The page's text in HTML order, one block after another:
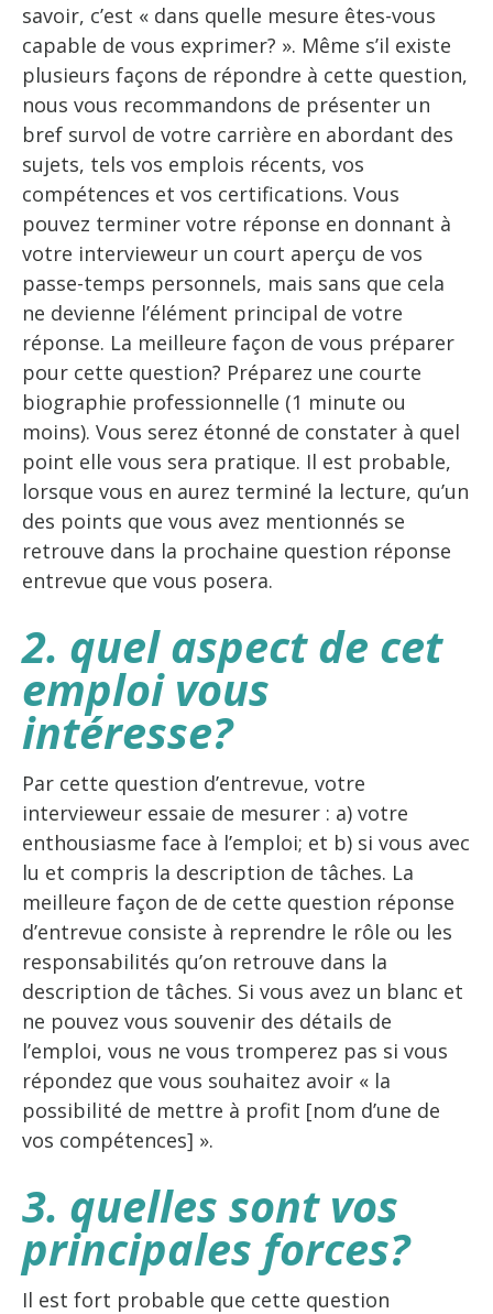
savoir, c’est « dans quelle mesure êtes-vous
capable de vous exprimer? ». Même s’il existe
plusieurs façons de répondre à cette question,
nous vous recommandons de présenter un
bref survol de votre carrière en abordant des
sujets, tels vos emplois récents, vos
compétences et vos certifications. Vous
pouvez terminer votre réponse en donnant à
votre intervieweur un court aperçu de vos
passe-temps personnels, mais sans que cela
ne devienne l’élément principal de votre
réponse. La meilleure façon de vous préparer
pour cette question? Préparez une courte
biographie professionnelle (1 minute ou
moins). Vous serez étonné de constater à quel
point elle vous sera pratique. Il est probable,
lorsque vous en aurez terminé la lecture, qu’un
des points que vous avez mentionnés se
retrouve dans la prochaine question réponse
entrevue que vous posera.
2. quel aspect de cet
emploi vous
intéresse?
Par cette question d’entrevue, votre
intervieweur essaie de mesurer : a) votre
enthousiasme face à l’emploi; et b) si vous avec
lu et compris la description de tâches. La
meilleure façon de de cette question réponse
d’entrevue consiste à reprendre le rôle ou les
responsabilités qu’on retrouve dans la
description de tâches. Si vous avez un blanc et
ne pouvez vous souvenir des détails de
l’emploi, vous ne vous tromperez pas si vous
répondez que vous souhaitez avoir « la
possibilité de mettre à profit [nom d’une de
vos compétences] ».
3. quelles sont vos
principales forces?
Il est fort probable que cette question